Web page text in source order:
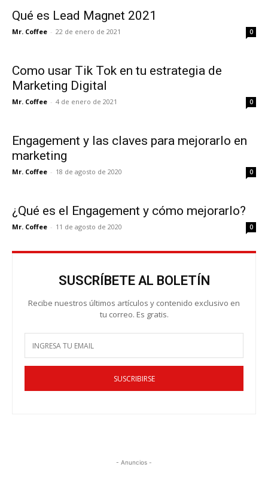
Qué es Lead Magnet 2021
Mr. Coffee - 22 de enero de 2021 0
Como usar Tik Tok en tu estrategia de
Marketing Digital
Mr. Coffee - 4 de enero de 2021 0
Engagement y las claves para mejorarlo en
marketing
Mr. Coffee - 18 de agosto de 2020 0
¿Qué es el Engagement y cómo mejorarlo?
Mr. Coffee - 11 de agosto de 2020 0
SUSCRÍBETE AL BOLETÍN
Recibe nuestros últimos artículos y contenido exclusivo en
tu correo. Es gratis.
SUSCRIBIRSE
- Anuncios -